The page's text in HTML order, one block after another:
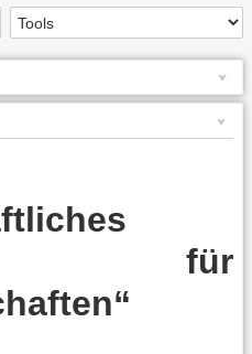
für